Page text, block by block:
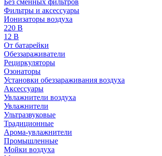
Без сменных фильтров
Фильтры и аксессуары
Ионизаторы воздуха
220 В
12 В
От батарейки
Обеззараживатели
Рециркуляторы
Озонаторы
Установки обеззараживания воздуха
Аксессуары
Увлажнители воздуха
Увлажнители
Ультразвуковые
Традиционные
Арома-увлажнители
Промышленные
Мойки воздуха